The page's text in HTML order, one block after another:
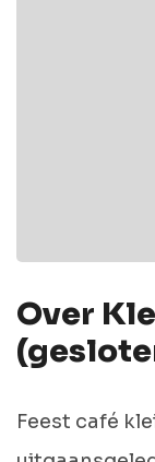
Over
Feest café